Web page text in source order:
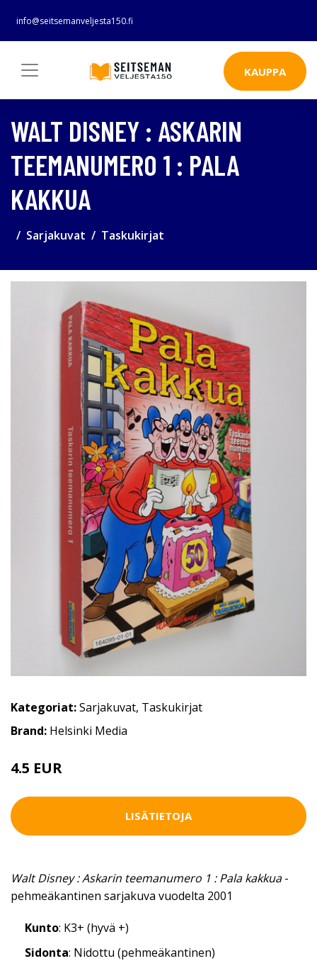
info@seitsemanveljesta150.fi
KAUPPA
WALT DISNEY : ASKARIN
TEEMANUMERO 1 : PALA
KAKKUA
Sarjakuvat Taskukirjat
Kategoriat:Sarjakuvat, Taskukirjat
Brand: Helsinki Media
4.5 EUR
LISÄTIETOJA
Walt Disney : Askarin teemanumero 1 : Pala kakkua-
pehmeäkantinen sarjakuva vuodelta 2001
Kunto: K3+ (hyvä +)
Sidonta: Nidottu (pehmeäkantinen)